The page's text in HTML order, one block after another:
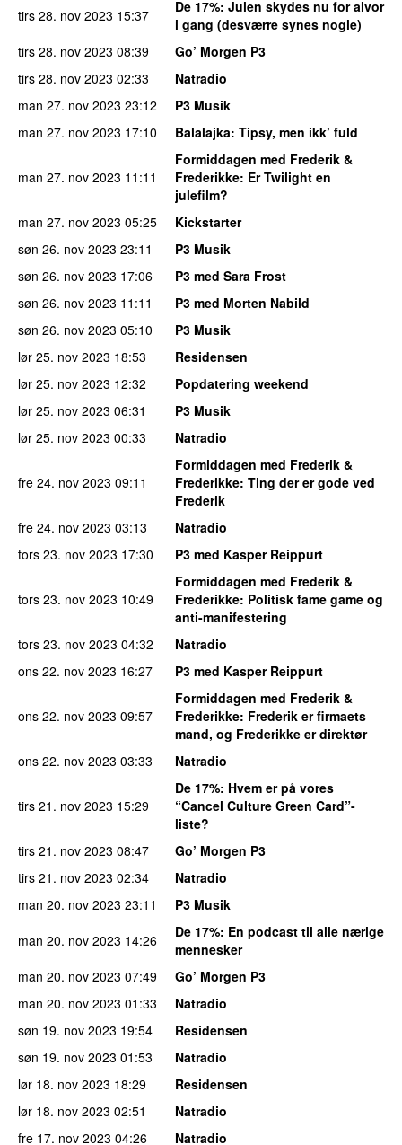
tirs 28. nov 2023 15:37 De 17%: Julen skydes nu for alvor
i gang (desværre synes nogle)
tirs 28. nov 2023 08:39
Go’ Morgen P3
tirs 28. nov 2023 02:33
Natradio
man 27. nov 2023 23:12
P3 Musik
man 27. nov 2023 17:10 Balalajka: Tipsy, men ikk’ fuld
man 27. nov 2023 11:11
Formiddagen med Frederik &
Frederikke: Er Twilight en
julefilm?
man 27. nov 2023 05:25
Kickstarter
søn 26. nov 2023 23:11
P3 Musik
søn 26. nov 2023 17:06
P3 med Sara Frost
søn 26. nov 2023 11:11
P3 med Morten Nabild
søn 26. nov 2023 05:10
P3 Musik
lør 25. nov 2023 18:53
Residensen
lør 25. nov 2023 12:32
Popdatering weekend
lør 25. nov 2023 06:31
P3 Musik
lør 25. nov 2023 00:33 Natradio
fre 24. nov 2023 09:11
Formiddagen med Frederik &
Frederikke: Ting der er gode ved
Frederik
fre 24. nov 2023 03:13
Natradio
tors 23. nov 2023 17:30 P3 med Kasper Reippurt
tors 23. nov 2023 10:49
Formiddagen med Frederik &
Frederikke: Politisk fame game og
anti-manifestering
tors 23. nov 2023 04:32
Natradio
ons 22. nov 2023 16:27 P3 med Kasper Reippurt
ons 22. nov 2023 09:57
Formiddagen med Frederik &
Frederikke: Frederik er firmaets
mand, og Frederikke er direktør
ons 22. nov 2023 03:33 Natradio
tirs 21. nov 2023 15:29
De 17%: Hvem er på vores
“Cancel Culture Green Card”-
liste?
tirs 21. nov 2023 08:47
Go’ Morgen P3
tirs 21. nov 2023 02:34
Natradio
man 20. nov 2023 23:11
P3 Musik
man 20. nov 2023 14:26 De 17%: En podcast til alle nærige
mennesker
man 20. nov 2023 07:49
Go’ Morgen P3
man 20. nov 2023 01:33
Natradio
søn 19. nov 2023 19:54
Residensen
søn 19. nov 2023 01:53
Natradio
lør 18. nov 2023 18:29
Residensen
lør 18. nov 2023 02:51
Natradio
fre 17. nov 2023 04:26
Natradio